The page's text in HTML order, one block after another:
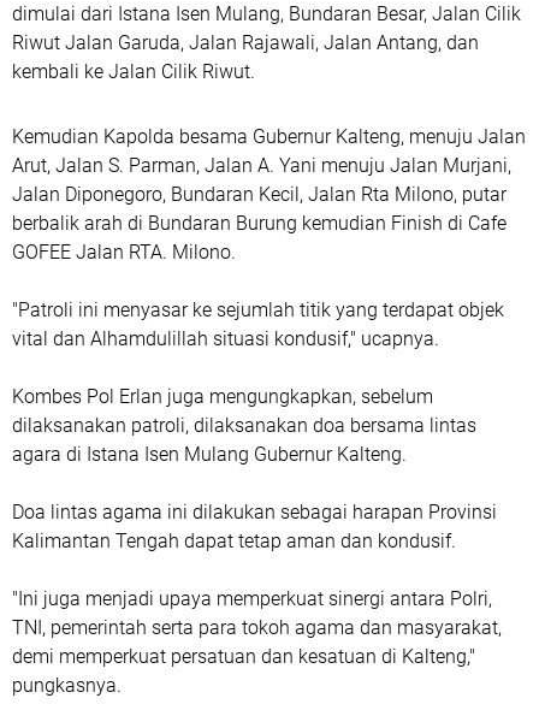
dimulai dari Istana Isen Mulang, Bundaran Besar, Jalan Cilik
Riwut Jalan Garuda, Jalan Rajawali, Jalan Antang, dan
kembali ke Jalan Cilik Riwut.
Kemudian Kapolda besama Gubernur Kalteng, menuju Jalan
Arut, Jalan S. Parman, Jalan A. Yani menuju Jalan Murjani,
Jalan Diponegoro, Bundaran Kecil, Jalan Rta Milono, putar
berbalik arah di Bundaran Burung kemudian Finish di Cafe
GOFEE Jalan RTA. Milono.
"Patroli ini menyasar ke sejumlah titik yang terdapat objek
vital dan Alhamdulillah situasi kondusif," ucapnya.
Kombes Pol Erlan juga mengungkapkan, sebelum
dilaksanakan patroli, dilaksanakan doa bersama lintas
agara di Istana Isen Mulang Gubernur Kalteng.
Doa lintas agama ini dilakukan sebagai harapan Provinsi
Kalimantan Tengah dapat tetap aman dan kondusif.
"Ini juga menjadi upaya memperkuat sinergi antara Polri,
TNI, pemerintah serta para tokoh agama dan masyarakat,
demi memperkuat persatuan dan kesatuan di Kalteng,"
pungkasnya.